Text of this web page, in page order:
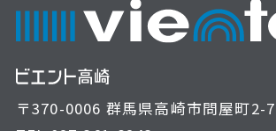
〒370-0006 群馬県高崎市問屋町2-7